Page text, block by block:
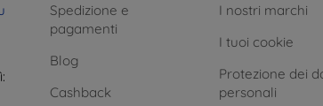
Spedizione e
pagamenti
Blog
Cashback
I nostri marchi
I tuoi cookie
Protezione dei
personali